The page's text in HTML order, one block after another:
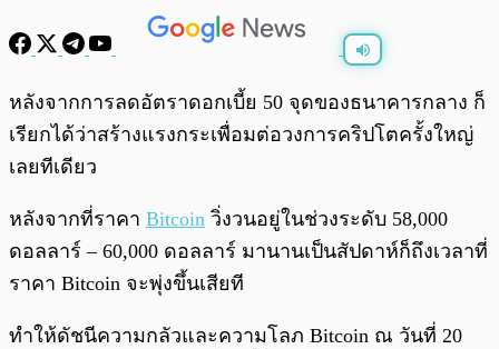
หลังจากการลดอัตราดอกเบี้ย 50 จุดของธนาคารกลาง ก็
เรียกได้ว่าสร้างแรงกระเพื่อมต่อวงการคริปโตครั้งใหญ่
เลยทีเดียว
หลังจากที่ราคา Bitcoin วิ่งวนอยู่ในช่วงระดับ 58,000
ดอลลาร์ – 60,000 ดอลลาร์ มานานเป็นสัปดาห์ก็ถึงเวลาที่
ราคา Bitcoin จะพุ่งขึ้นเสียที
ทำให้ดัชนีความกลัวและความโลภ Bitcoin ณ วันที่ 20